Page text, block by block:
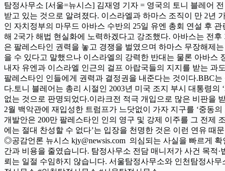
탐정사무소 [서울=뉴시스] 김재영 기자 = 영국의 토니 블레어
받고 있는 것으로 알려졌다. 이스라엘과 하마스 조직이 만 2년
인 자치정부의 마무드 아바스 수반의 25일 유엔 총회 연설 후
해 2국가 해법 현실화에 노력하겠다고 강조했다. 아바스는 전
은 팔레스타인 권력을 놓고 경쟁을 벌였으며 하마스 무장해제
을 수 있다고 말했으나 이스라엘의 강력한 반대는 물론 아바스
내자 유엔과 이스라엘 인근의 걸프 아랍국들의 지지를 받는 과
팔레스타인 인들에게 권력과 결정권을 내준다는 것이다.BBC
다.토니 블레어는 총리 시절인 2003년 미국 조지 부시 대통령
없는 것으로 판명되었다.이라크전 적극 개입으로 많은 비판을
2월 백악관에 재입성한 트럼프가 느닷없이 가자 지구를 ‘중동
개발안은 200만 팔레스타인 인의 영구 및 강제 이주를 그 전제
에는 절대 찬성할 수 없다’는 입장을 천명한 것은 이런 연유 때
◎공감언론 뉴시스 kjy@newsis.com 의심되는 사실을 빠르게
간과 비용을 줄였습니다. 탐정사무소 전담 매니저가 사건 목적
뢰는 일절 수임하지 않습니다. 서울탐정사무소와 인천탐정사